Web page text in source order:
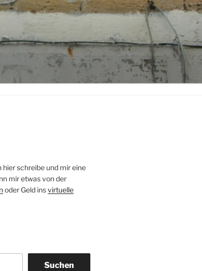
hier schreibe und mir eine
mir etwas von der
oder Geld insvirtuelle
Suchen